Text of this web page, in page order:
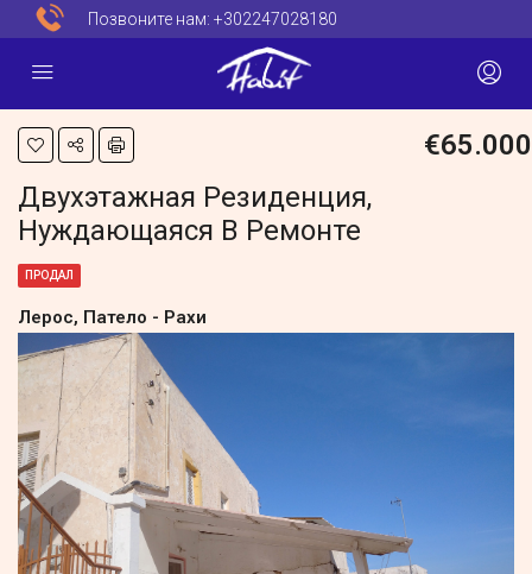
Позвоните нам: +302247028180
€65.000
Двухэтажная Резиденция,
Нуждающаяся В Ремонте
ПРОДАЛ
Лерос, Патело - Рахи